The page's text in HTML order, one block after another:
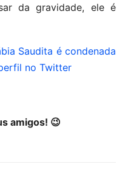
da gravidade, ele é
Saudita é condenada
no Twitter
amigos! 😉